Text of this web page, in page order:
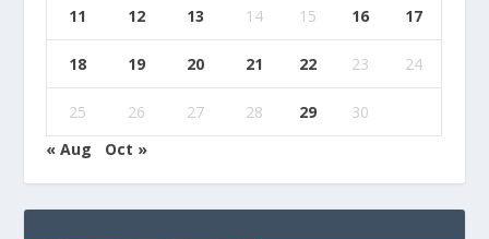
11 12 13 14 15 16 17
18 19 20 21 22 23 24
25 26 27 28 29
30
« Aug
Oct »